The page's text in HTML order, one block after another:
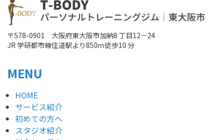
〒578-0901 大阪府東大阪市加納8 丁目12－24
JR 学研都市線住道駅より850ｍ徒歩10 分
MENU
HOME
サービス紹介
初めての方へ
スタジオ紹介